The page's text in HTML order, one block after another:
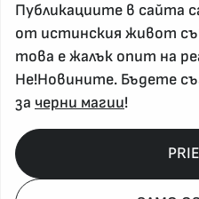
За реклама и връзка с нас,
nenovinite@gmail.com
Контакт
За нас
Напиши Не!Новина
Абонирай се
Публикациите в сайта
от истинския живот
това е жалък опит на
Не!Новините. Бъдете
за черни магии!